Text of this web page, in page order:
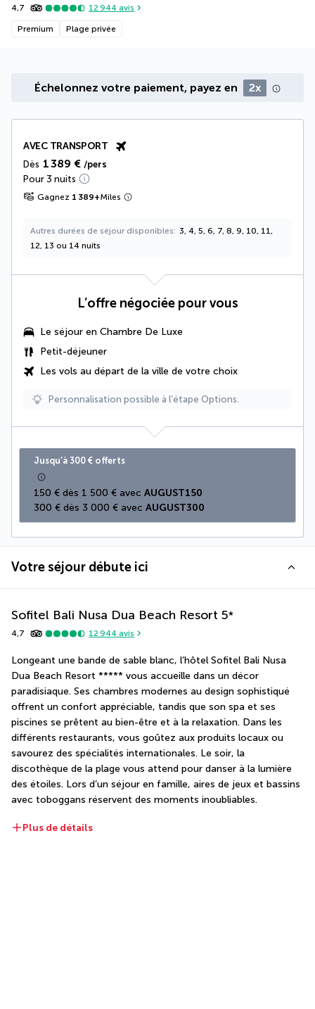
4,7 12 944 avis
Premium Plage privée
Échelonnez votre paiement, payez en 2x
AVEC TRANSPORT
Dès 1 389 € /pers
Pour 3 nuits
Gagnez 1 389+Miles
Autres durées de séjour disponibles
3, 4, 5, 6, 7, 8, 9, 10, 11,
12, 13 ou 14 nuits
L’offre négociée pour vous
Le séjour en Chambre De Luxe
Petit-déjeuner
Les vols au départ de la ville de votre choix
Personnalisation possible à l’étape Options.
Jusqu’à 300 € offerts
150 € dès 1 500 € avec AUGUST150
300 € dès 3 000 € avec AUGUST300
Votre séjour débute ici
Sofitel Bali Nusa Dua Beach Resort 5*
4,7 12 944 avis
Longeant une bande de sable blanc, l’hôtel Sofitel Bali Nusa
Dua Beach Resort ***** vous accueille dans un décor
paradisiaque. Ses chambres modernes au design sophistiqué
offrent un confort appréciable, tandis que son spa et ses
piscines se prêtent au bien-être et à la relaxation. Dans les
différents restaurants, vous goûtez aux produits locaux ou
savourez des spécialités internationales. Le soir, la
discothèque de la plage vous attend pour danser à la lumière
des étoiles. Lors d’un séjour en famille, aires de jeux et bassins
avec toboggans réservent des moments inoubliables.
Plus de détails